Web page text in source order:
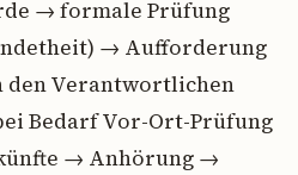
→ formale Prüfung
→ Aufforderung
den Verantwortlichen
Bedarf Vor-Ort-Prüfung
→ Anhörung →